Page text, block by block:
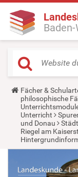
Y
o
u
a
r
e
h
e
:
Fächer &
philosophische
Unterricht
und Donau
Riegel am